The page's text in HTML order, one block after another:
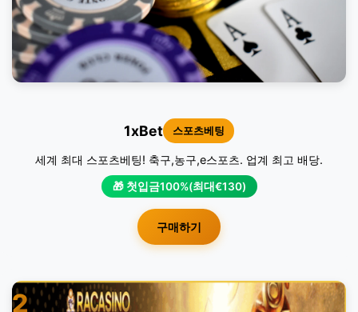
1xBet 스포츠베팅
세계 최대 스포츠베팅! 축구,농구,e스포츠. 업계 최고 배당.
🎁 첫입금100%(최대€130)
구매하기
2